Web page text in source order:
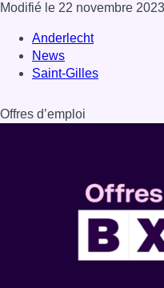
Modifié le 22 novembre 2023
Anderlecht
News
Saint-Gilles
Offres d’emploi